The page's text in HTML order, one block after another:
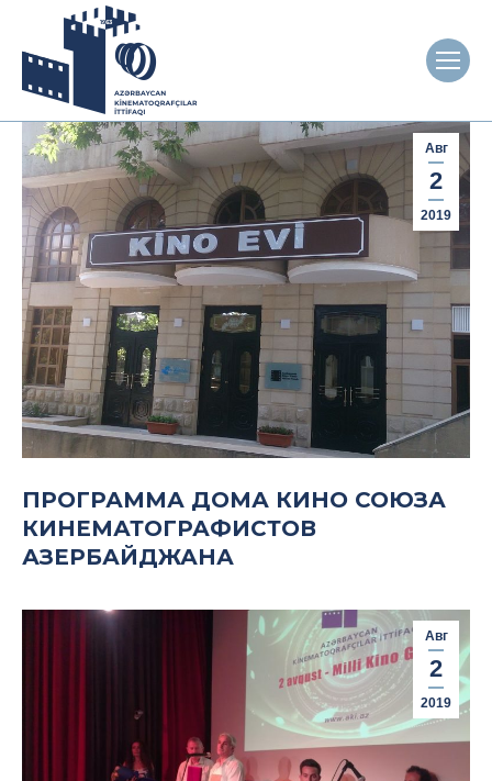
Авг
2
2019
ПРОГРАММА ДОМА КИНО СОЮЗА
КИНЕМАТОГРАФИСТОВ
АЗЕРБАЙДЖАНА
Авг
2
2019